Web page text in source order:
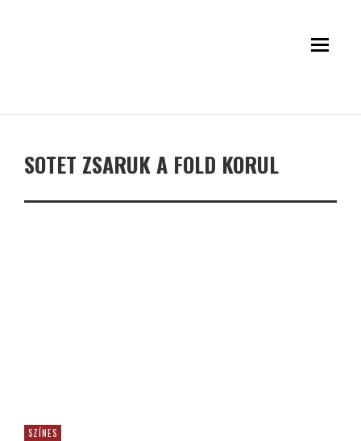
SOTET ZSARUK A FOLD KORUL
SZÍNES